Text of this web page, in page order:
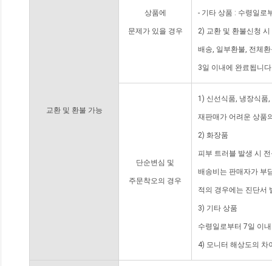
교환 및 환불 가능
상품에
문제가 있을 경우
- 기타 상품 : 수령일로
2) 교환 및 환불신청
배송, 일부환불, 전체
3일 이내에 완료됩니
단순변심 및
주문착오의 경우
1) 신선식품, 냉장식품
재판매가 어려운 상품
2) 화장품
피부 트러블 발생 시
배송비는 판매자가 부
적의 경우에는 진단서
3) 기타 상품
수령일로부터 7일 이
4) 모니터 해상도의 차